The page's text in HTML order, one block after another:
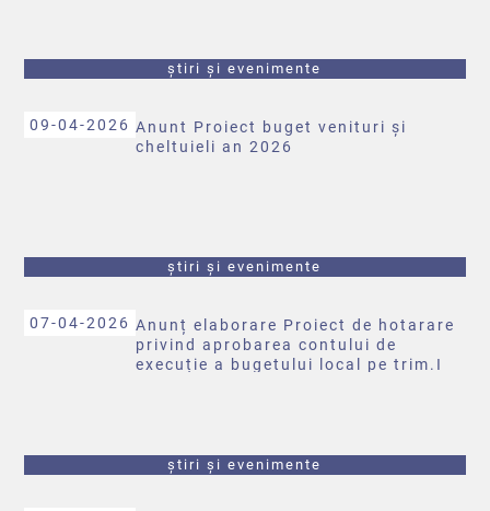
știri și evenimente
09-04-2026 Anunt Proiect buget venituri și
cheltuieli an 2026
știri și evenimente
07-04-2026 Anunț elaborare Proiect de hotarare
privind aprobarea contului de
execuție a bugetului local pe trim.I
știri și evenimente